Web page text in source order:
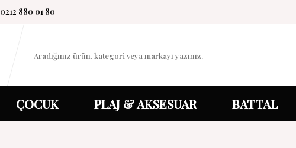
0212 880 01 80
ÇOCUK PLAJ & AKSESUAR BATTAL